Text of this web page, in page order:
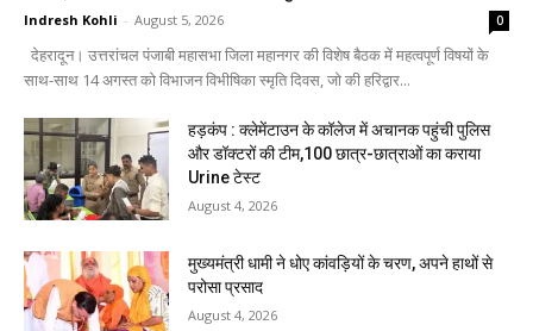
Indresh Kohli - August 5, 2026 0
देहरादून। उत्तरांचल पंजाबी महासभा जिला महानगर की विशेष बैठक में महत्वपूर्ण विषयों के
साथ-साथ 14 अगस्त को विभाजन विभीषिका स्मृति दिवस, जो की हरिद्वार...
हड़कंप : क्लेमेंटाउन के कॉलेज में अचानक पहुंची पुलिस
और डॉक्टरों की टीम,100 छात्र-छात्राओं का कराया
Urine टेस्ट
August 4, 2026
मुख्यमंत्री धामी ने धोए कांवड़ियों के चरण, अपने हाथों से
परोसा प्रसाद
August 4, 2026